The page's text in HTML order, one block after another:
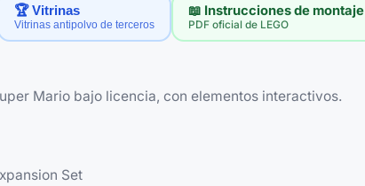
🏆 Vitrinas
Vitrinas antipolvo de terceros
📖 Instrucciones de montaje
PDF oficial de LEGO
Mario bajo licencia, con elementos interactivos.
Set